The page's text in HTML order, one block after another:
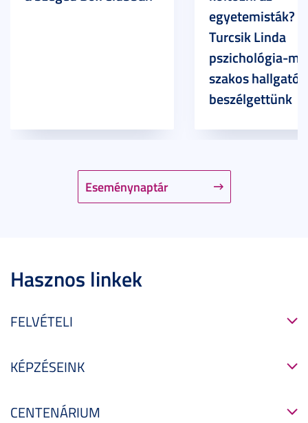
Eseménynaptár
egyetemisták? –
Turcsik Linda
pszichológia-
szakos
beszélgettünk
Hasznos linkek
FELVÉTELI
KÉPZÉSEINK
CENTENÁRIUM